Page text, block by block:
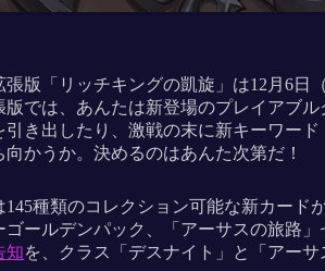
張版「リッチキングの凱旋」は12月6
では、あんたは新登場のプレイアブ
き出したり、激戦の末に新キーワー
かうか。決めるのはあんた次第だ！
145種類のコレクション可能な新カー
ゴールデンパック、「アーサスの旅路
知を、クラス「デスナイト」と「アー